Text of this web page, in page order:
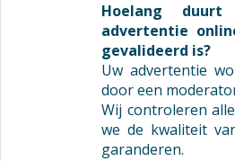
Hoelang
advertentie
gevalideerd is?
Uw advertentie
door een
Wij controleren
we de kwaliteit
garanderen.